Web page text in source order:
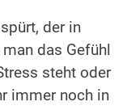
der in
das Gefühl
steht oder
immer noch in